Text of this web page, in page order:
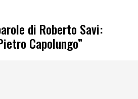
di Roberto Savi:
Capolungo”